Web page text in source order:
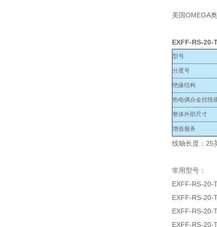
美国OMEGA
EXFF-RS-20-
型号
分度号
绝缘结构
热电偶合金丝线
整体外部尺寸
增值服务
线轴长度：25
常用型号：
EXFF-RS-20-
EXFF-RS-20-
EXFF-RS-20-
EXFF-RS-20-